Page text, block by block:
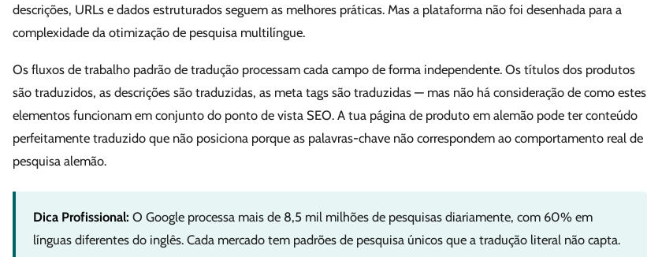
descrições, URLs e dados estruturados seguem as melhores práticas. Mas a plataforma não foi desenhada para a
complexidade da otimização de pesquisa multilíngue.
Os fluxos de trabalho padrão de tradução processam cada campo de forma independente. Os títulos dos produtos
são traduzidos, as descrições são traduzidas, as meta tags são traduzidas — mas não há consideração de como estes
elementos funcionam em conjunto do ponto de vista SEO. A tua página de produto em alemão pode ter conteúdo
perfeitamente traduzido que não posiciona porque as palavras-chave não correspondem ao comportamento real de
pesquisa alemão.
Dica Profissional: O Google processa mais de 8,5 mil milhões de pesquisas diariamente, com 60% em
línguas diferentes do inglês. Cada mercado tem padrões de pesquisa únicos que a tradução literal não capta.